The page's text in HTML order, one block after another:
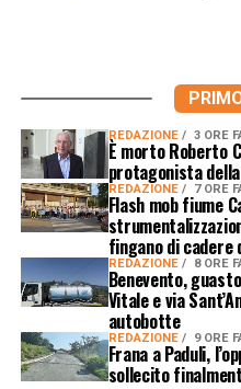
REDAZIONE 3 ORE
È morto Roberto
protagonista
REDAZIONE 7 ORE
Flash mob fiume
fingano di cadere
REDAZIONE 8 ORE
Benevento,
Vitale e via
autobotte
REDAZIONE 9 ORE
Frana a Paduli,
sollecito